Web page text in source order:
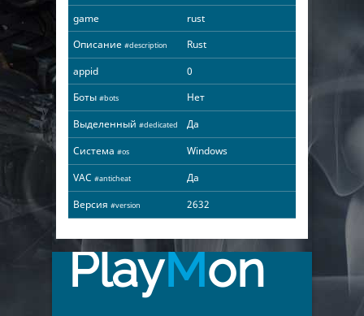
game
rust
Описание #description
Rust
appid
0
Боты #bots
Нет
Выделенный #dedicated
Да
Система #os
Windows
VAC #anticheat
Да
Версия #version 2632
PlayMon